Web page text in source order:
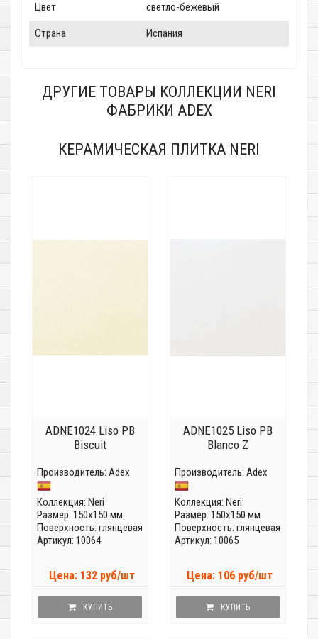
Цвет светло-бежевый
Страна Испания
ДРУГИЕ ТОВАРЫ КОЛЛЕКЦИИ NERI
ФАБРИКИ ADEX
КЕРАМИЧЕСКАЯ ПЛИТКА NERI
ADNE1024 Liso PB
Biscuit
Производитель: Adex
Коллекция: Neri
Размер: 150x150 мм
Поверхность: глянцевая
Артикул: 10064
Цена: 132 руб/шт
КУПИТЬ
ADNE1025 Liso PB
Blanco Z
Производитель: Adex
Коллекция: Neri
Размер: 150x150 мм
Поверхность: глянцевая
Артикул: 10065
Цена: 106 руб/шт
КУПИТЬ